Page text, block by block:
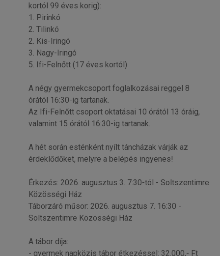
kortól 99 éves korig):
1. Pirinkó
2. Tilinkó
2. Kis-Iringó
3. Nagy-Iringó
5. Ifi-Felnőtt (17 éves kortól)
A négy gyermekcsoport foglalkozásai reggel 8
órától 16:30-ig tartanak.
Az Ifi-Felnőtt csoport oktatásai 10 órától 13 óráig,
valamint 15 órától 16:30-ig tartanak.
A hét során esténként nyílt táncházak várják az
érdeklődőket, melyre a belépés ingyenes!
Érkezés: 2026. augusztus 3. 7:30-tól - Soltszentimre
Közösségi Ház
Táborzáró műsor: 2026. augusztus 7. 16:30 -
Soltszentimre Közösségi Ház
A tábor díja:
- gyermek napközis tábor étkezéssel: 32.000,- Ft